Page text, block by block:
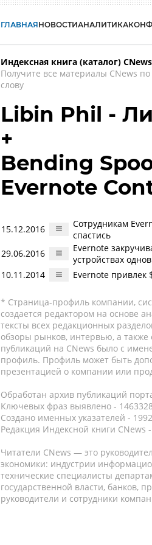
ГЛАВНАЯНОВОСТИАНАЛИТИКА
Индексная книга (каталог) CNews
Получите все материалы CNews
слову
Libin Phil -
+
Bending
Evernote
15.12.2016
Сотрудникам
спастись
29.06.2016
Evernote
устройствах
10.11.2014
Evernote привлек
* Страница-профиль компании,
создается редактором на основе
тексты всех редакционных
обзоры рынков, интервью, а
публикаций на CNews было с
профиль. Профиль может быть
презентацией о компании или
Обработан архив публикаций
Ключевых фраз выявлено -
Создано именных указателей -
Редакция Индексной книги CNews -
Читатели CNews — это
экономики: индустрии
технические специалисты
государственной власти, банков,
руководители и сотрудники